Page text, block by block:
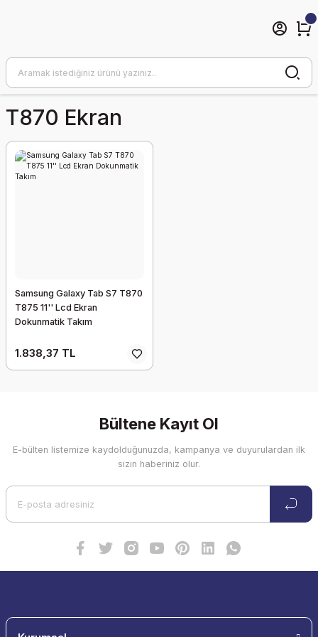
T870 Ekran
Samsung Galaxy Tab S7 T870
T875 11'' Lcd Ekran
Dokunmatik Takım
1.838,37 TL
Bültene Kayıt Ol
E-bülten listemize kaydolduğunuzda, kampanya ve duyurulardan ilk
sizin haberiniz olur.